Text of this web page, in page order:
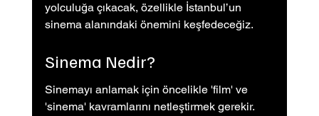
yolculuğa çıkacak, özellikle İstanbul’un
sinema alanındaki önemini keşfedeceğiz.
Sinema Nedir?
Sinemayı anlamak için öncelikle 'film' ve
'sinema' kavramlarını netleştirmek gerekir.